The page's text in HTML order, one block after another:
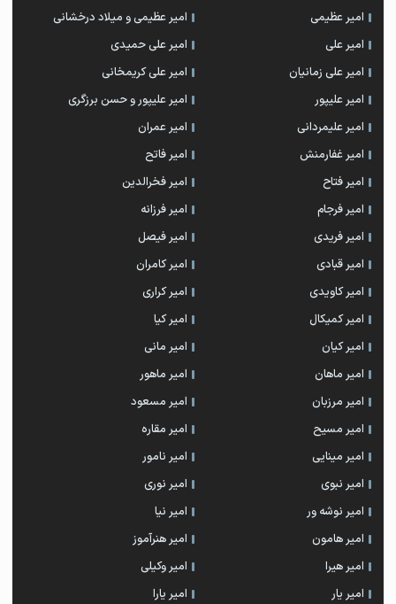
امیر عظیمی
امیر عظیمی و میلاد درخشانی
امیر علی
امیر علی حمیدی
امیر علی زمانیان
امیر علی کریمخانی
امیر علیپور
امیر علیپور و حسن برزگری
امیر علیمردانی
امیر عمران
امیر غفارمنش
امیر فاتح
امیر فتاح
امیر فخرالدین
امیر فرجام
امیر فرزانه
امیر فریدی
امیر فیصل
امیر قبادی
امیر کامران
امیر کاویدی
امیر کراری
امیر کمیکال
امیر کیا
امیر کیان
امیر مانی
امیر ماهان
امیر ماهور
امیر مرزبان
امیر مسعود
امیر مسیح
امیر مقاره
امیر مینایی
امیر نامور
امیر نبوی
امیر نوری
امیر نوشه ور
امیر نیا
امیر هامون
امیر هنرآموز
امیر هیرا
امیر وکیلی
امیر یار
امیر یارا